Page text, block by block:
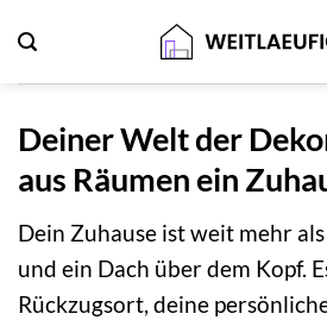
Inhalt
springen
Deiner Welt der
aus Räumen ein
Dein Zuhause ist weit mehr
und ein Dach über dem Kopf.
Rückzugsort, deine